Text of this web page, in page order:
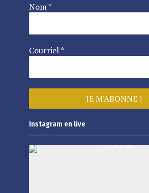
Nom*
Courriel*
Instagram en live